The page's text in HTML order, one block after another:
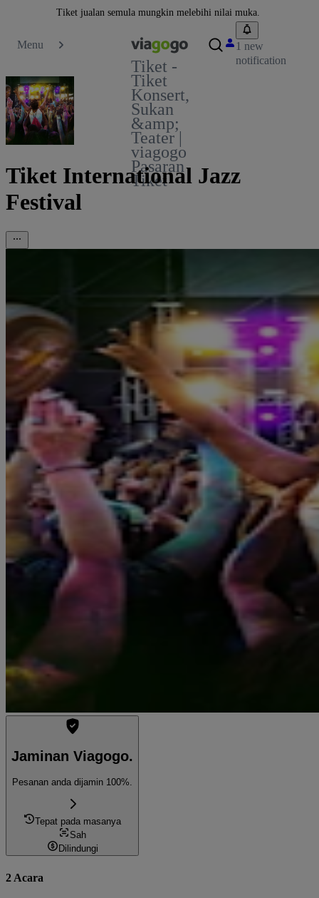
Tiket jualan semula mungkin melebihi nilai muka.
Menu
Tiket -
Tiket
Konsert,
Sukan
&amp;
Teater |
viagogo
Pasaran
Tiket
1 new
notification
Tiket International Jazz
Festival
Jaminan Viagogo.
Pesanan anda dijamin 100%.
Tepat pada masanya
Sah
Dilindungi
2 Acara